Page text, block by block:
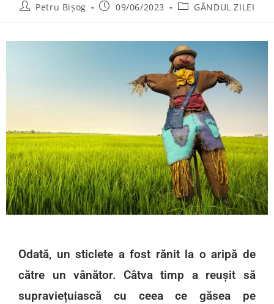
Petru Bișog 09/06/2023 GÂNDUL ZILEI
Odată, un sticlete a fost rănit la o aripă de
către un vânător. Câtva timp a reușit să
supraviețuiască cu ceea ce găsea pe